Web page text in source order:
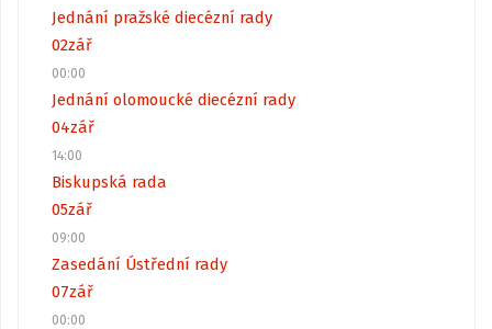
Jednání pražské diecézní rady
02zář
00:00
Jednání olomoucké diecézní rady
04zář
14:00
Biskupská rada
05zář
09:00
Zasedání Ústřední rady
07zář
00:00